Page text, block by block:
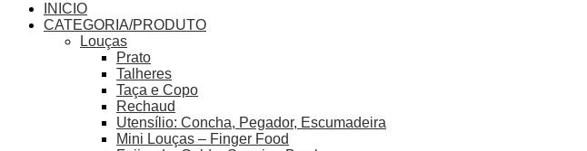
INICIO
CATEGORIA/PRODUTO
Louças
Prato
Talheres
Taça e Copo
Rechaud
Utensílio: Concha, Pegador, Escumadeira
Mini Louças – Finger Food